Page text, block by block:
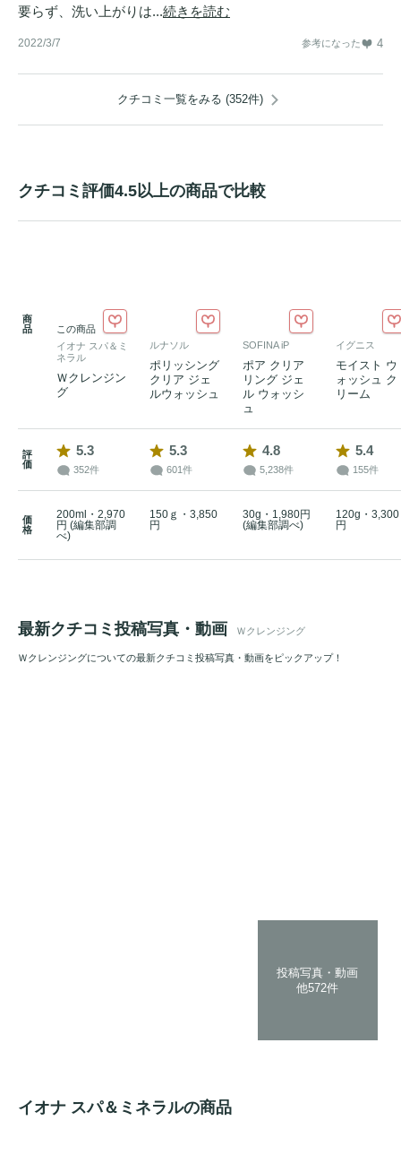
要らず、洗い上がりは...続きを読む
2022/3/7 参考になった 4
クチコミ一覧をみる (352件)
クチコミ評価4.5以上の商品で比較
商
品
この商品
イオナ スパ＆ミ
ネラル
Ｗクレンジン
グ
ルナソル
ポリッシング
クリア ジェ
ルウォッシュ
SOFINA iP
ポア クリア
リング ジェ
ル ウォッシ
ュ
イグニス
モイスト ウ
ォッシュ ク
リーム
評
価
5.3
352件
5.3
601件
4.8
5,238件
5.4
155件
価
格
200ml・2,970
円 (編集部調
べ)
150ｇ・3,850
円
30g・1,980円
(編集部調べ)
120g・3,300
円
最新クチコミ投稿写真・動画 Ｗクレンジング
Ｗクレンジングについての最新クチコミ投稿写真・動画をピックアップ！
投稿写真・動画
他572件
イオナ スパ＆ミネラルの商品